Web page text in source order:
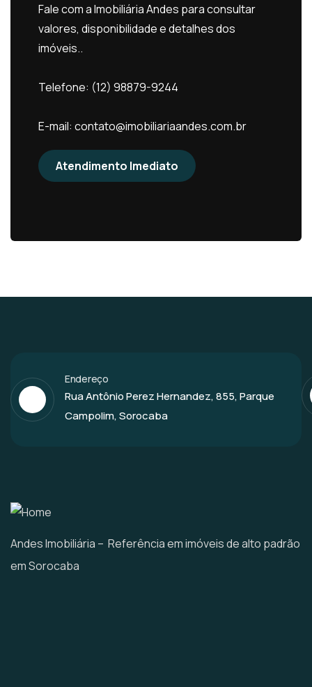
Fale com a Imobiliária Andes para consultar
valores, disponibilidade e detalhes dos
imóveis..
Telefone: (12) 98879-9244
E-mail: contato@imobiliariaandes.com.br
Atendimento Imediato
Endereço
Rua Antônio Perez Hernandez, 855, Parque
Campolim, Sorocaba
Andes Imobiliária – Referência em imóveis de alto padrão
em Sorocaba